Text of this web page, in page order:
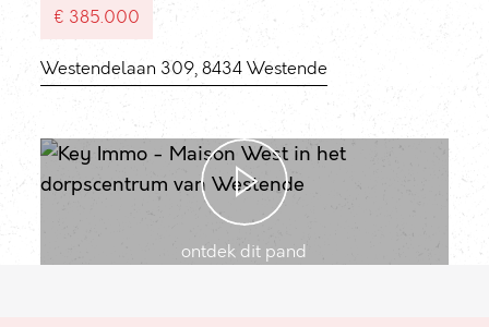
€ 385.000
Westendelaan 309, 8434 Westende
ontdek dit pand